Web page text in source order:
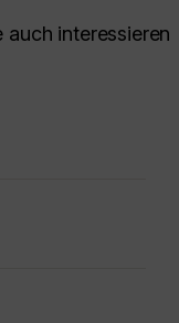
auch interessieren